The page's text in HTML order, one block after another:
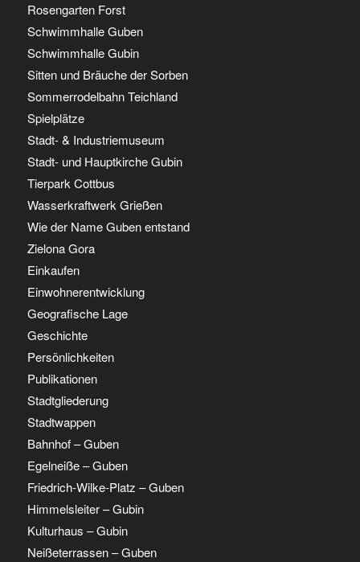
Rosengarten Forst
Schwimmhalle Guben
Schwimmhalle Gubin
Sitten und Bräuche der Sorben
Sommerrodelbahn Teichland
Spielplätze
Stadt- & Industriemuseum
Stadt- und Hauptkirche Gubin
Tierpark Cottbus
Wasserkraftwerk Grießen
Wie der Name Guben entstand
Zielona Gora
Einkaufen
Einwohnerentwicklung
Geografische Lage
Geschichte
Persönlichkeiten
Publikationen
Stadtgliederung
Stadtwappen
Bahnhof – Guben
Egelneiße – Guben
Friedrich-Wilke-Platz – Guben
Himmelsleiter – Gubin
Kulturhaus – Gubin
Neißeterrassen – Guben